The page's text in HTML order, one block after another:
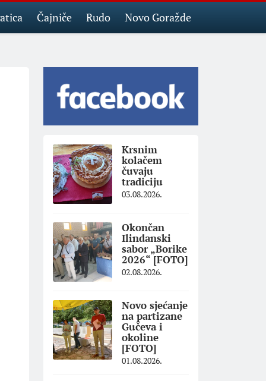
Čajniče Rudo Novo Goražde
Krsnim
kolačem
čuvaju
tradiciju
03.08.2026.
Okončan
Ilindanski
sabor „Borike
2026“ [FOTO]
02.08.2026.
Novo sjećanje
na partizane
Gučeva i
okoline
[FOTO]
01.08.2026.